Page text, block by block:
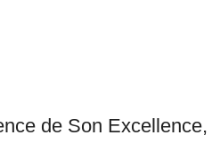
de Son Excellence,